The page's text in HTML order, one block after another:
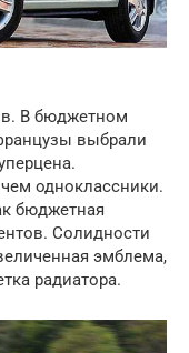
В бюджетном
выбрали
одноклассники.
бюджетная
Солидности
эмблема,
радиатора.